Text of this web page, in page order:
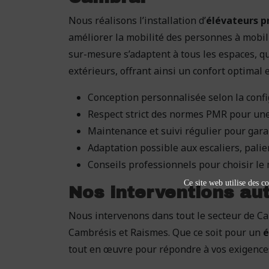
Nous réalisons l’installation d’élévateurs
améliorer la mobilité des personnes à
sur-mesure s’adaptent à tous les espaces,
extérieurs, offrant ainsi un confort optimal
Conception personnalisée selon la
Respect strict des normes PMR pour
Maintenance et suivi régulier pour
Adaptation possible aux escaliers,
Conseils professionnels pour choisir le
Nos interventions
Nous intervenons dans tout le secteur de
Cambrésis et Raismes. Que ce soit pour un
tout en œuvre pour répondre à vos
Ce site web utilise des